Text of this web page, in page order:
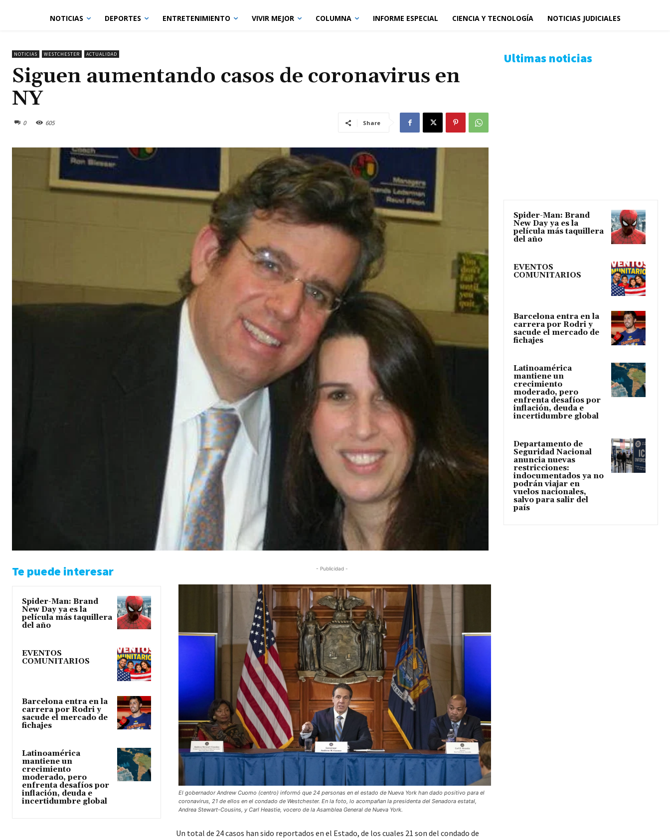
NOTICIAS DEPORTES ENTRETENIMIENTO VIVIR MEJOR COLUMNA INFORME ESPECIAL CIENCIA Y TECNOLOGÍA NOTICIAS JUDICIALES
NOTICIAS WESTCHESTER ACTUALIDAD
Siguen aumentando casos de coronavirus en
NY
0 605 Share
Te puede interesar
Spider-Man: Brand
New Day ya es la
película más taquillera
del año
EVENTOS
COMUNITARIOS
Barcelona entra en la
carrera por Rodri y
sacude el mercado de
fichajes
Latinoamérica
mantiene un
crecimiento
moderado, pero
enfrenta desafíos por
inflación, deuda e
incertidumbre global
- Publicidad -
El gobernador Andrew Cuomo (centro) informó que 24 personas en el estado de Nueva York han dado positivo para el
coronavirus, 21 de ellos en el condado de Westchester. En la foto, lo acompañan la presidenta del Senadora estatal,
Andrea Stewart-Cousins, y Carl Heastie, vocero de la Asamblea General de Nueva York.
Un total de 24 casos han sido reportados en el Estado, de los cuales 21 son del condado de
Ultimas noticias
Spider-Man: Brand
New Day ya es la
película más taquillera
del año
EVENTOS
COMUNITARIOS
Barcelona entra en la
carrera por Rodri y
sacude el mercado de
fichajes
Latinoamérica
mantiene un
crecimiento
moderado, pero
enfrenta desafíos por
inflación, deuda e
incertidumbre global
Departamento de
Seguridad Nacional
anuncia nuevas
restricciones:
indocumentados ya no
podrán viajar en
vuelos nacionales,
salvo para salir del
país